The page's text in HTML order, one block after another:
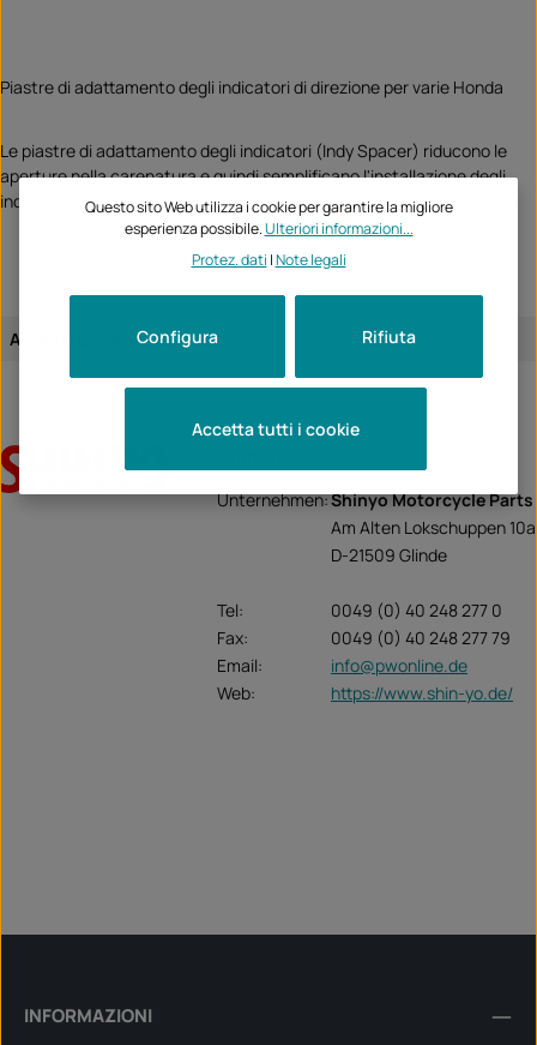
Piastre di adattamento degli indicatori di direzione per varie Honda
Le piastre di adattamento degli indicatori (Indy Spacer) riducono le
aperture nella carenatura e quindi semplificano l'installazione degli
indicatori accessori
Assegnazione dell'articolo: specifico per il veicolo
Unternehmen:Shinyo Motorcycle Parts
Am Alten Lokschuppen 10a
D-21509 Glinde
Tel:
0049 (0) 40 248 277 0
Fax:
0049 (0) 40 248 277 79
Email:
info@pwonline.de
Web:
https://www.shin-yo.de/
INFORMAZIONI
Questo sito Web utilizza i cookie per garantire la migliore
esperienza possibile.Ulteriori informazioni...
Protez. dati |Note legali
Rifiuta
Configura
Accetta tutti i cookie